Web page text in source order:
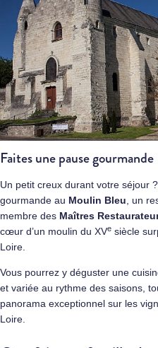
Faites une pause gourmande
Un petit creux durant votre séjour
gourmande au Moulin Bleu , un
membre des Maîtres
cœur d’un moulin du XVe siècle
Loire.
Vous pourrez y déguster une
et variée au rythme des saisons,
panorama exceptionnel sur les
Loire.